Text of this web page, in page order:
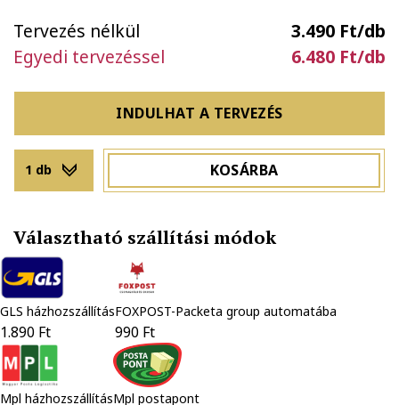
Tervezés nélkül
3.490 Ft/db
Egyedi tervezéssel
6.480 Ft/db
INDULHAT A TERVEZÉS
1 db KOSÁRBA
Választható szállítási módok
GLS házhozszállítás
1.890 Ft
FOXPOST-Packeta group automatába
990 Ft
Mpl házhozszállításMpl postapont